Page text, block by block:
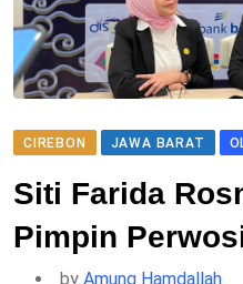
CIREBON JAWA BARAT
Siti Farida
Pimpin
by Amung Hamdallah